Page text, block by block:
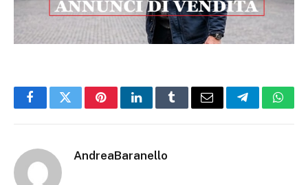
FacebookTwitterPinterestLinkedInTumblrEmail Telegram
AndreaBaranello